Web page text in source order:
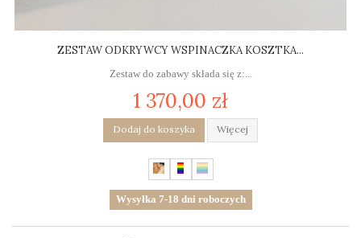
ZESTAW ODKRYWCY WSPINACZKA KOSZTKA...
Zestaw do zabawy składa się z:...
1 370,00 zł
Dodaj do koszyka Więcej
Wysyłka 7-18 dni roboczych